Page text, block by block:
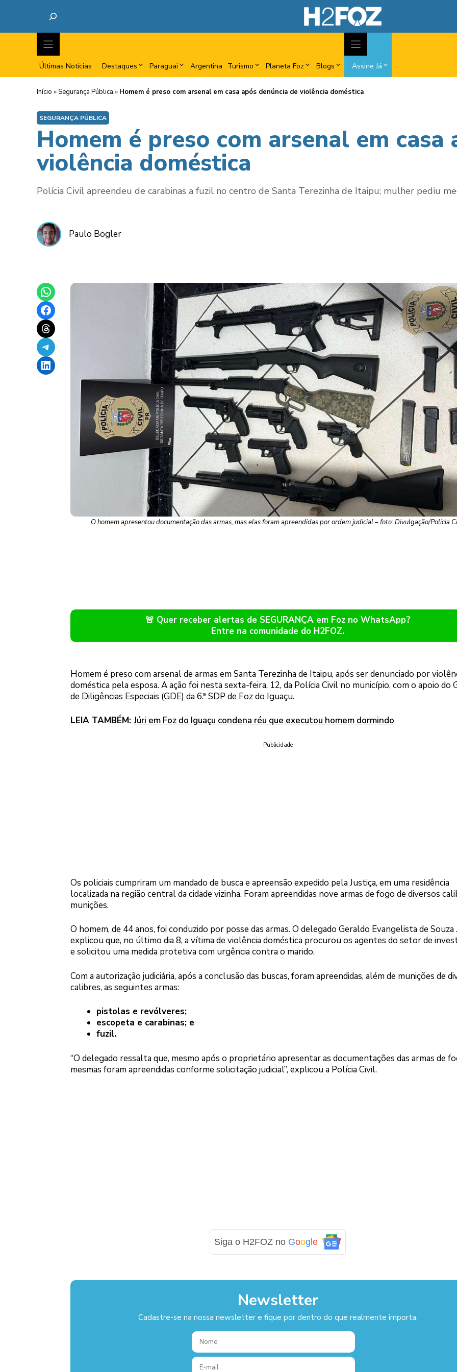
Últimas Notícias Destaques Paraguai Argentina Turismo Planeta Foz Blogs Assine Já
Início »Segurança Pública » Homem é preso com arsenal em casa após denúncia de violência doméstica
SEGURANÇA PÚBLICA
Homem é preso com arsenal em casa
violência doméstica
Polícia Civil apreendeu de carabinas a fuzil no centro de Santa Terezinha de Itaipu; mulher pediu
Paulo Bogler
Share on WhatsApp
Share on Facebook
Share on Threads
Share on Telegram
Share on LinkedIn
O homem apresentou documentação das armas, mas elas foram apreendidas por ordem judicial – foto: Divulgação/Polícia
🚨 Quer receber alertas de SEGURANÇA em Foz no WhatsApp?
Entre na comunidade do H2FOZ.
Homem é preso com arsenal de armas em Santa Terezinha de Itaipu, após ser denunciado por
doméstica pela esposa. A ação foi nesta sexta-feira, 12, da Polícia Civil no município, com o apoio do
de Diligências Especiais (GDE) da 6.ª SDP de Foz do Iguaçu.
LEIA TAMBÉM: Júri em Foz do Iguaçu condena réu que executou homem dormindo
Publicidade
Os policiais cumpriram um mandado de busca e apreensão expedido pela Justiça, em uma residência
localizada na região central da cidade vizinha. Foram apreendidas nove armas de fogo de diversos
munições.
O homem, de 44 anos, foi conduzido por posse das armas. O delegado Geraldo Evangelista de Souza
explicou que, no último dia 8, a vítima de violência doméstica procurou os agentes do setor de
e solicitou uma medida protetiva com urgência contra o marido.
Com a autorização judiciária, após a conclusão das buscas, foram apreendidas, além de munições de
calibres, as seguintes armas:
pistolas e revólveres;
escopeta e carabinas; e
fuzil.
“O delegado ressalta que, mesmo após o proprietário apresentar as documentações das armas de
mesmas foram apreendidas conforme solicitação judicial”, explicou a Polícia Civil.
Siga o H2FOZ no Google
Newsletter
Cadastre-se na nossa newsletter e fique por dentro do que realmente importa.